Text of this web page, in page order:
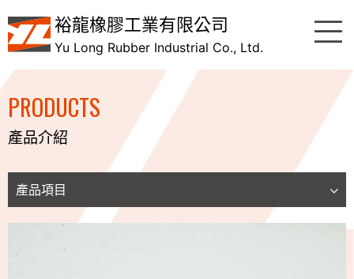
裕龍橡膠工業有限公司
Yu Long Rubber Industrial Co., Ltd.
PRODUCTS
產品介紹
產品項目